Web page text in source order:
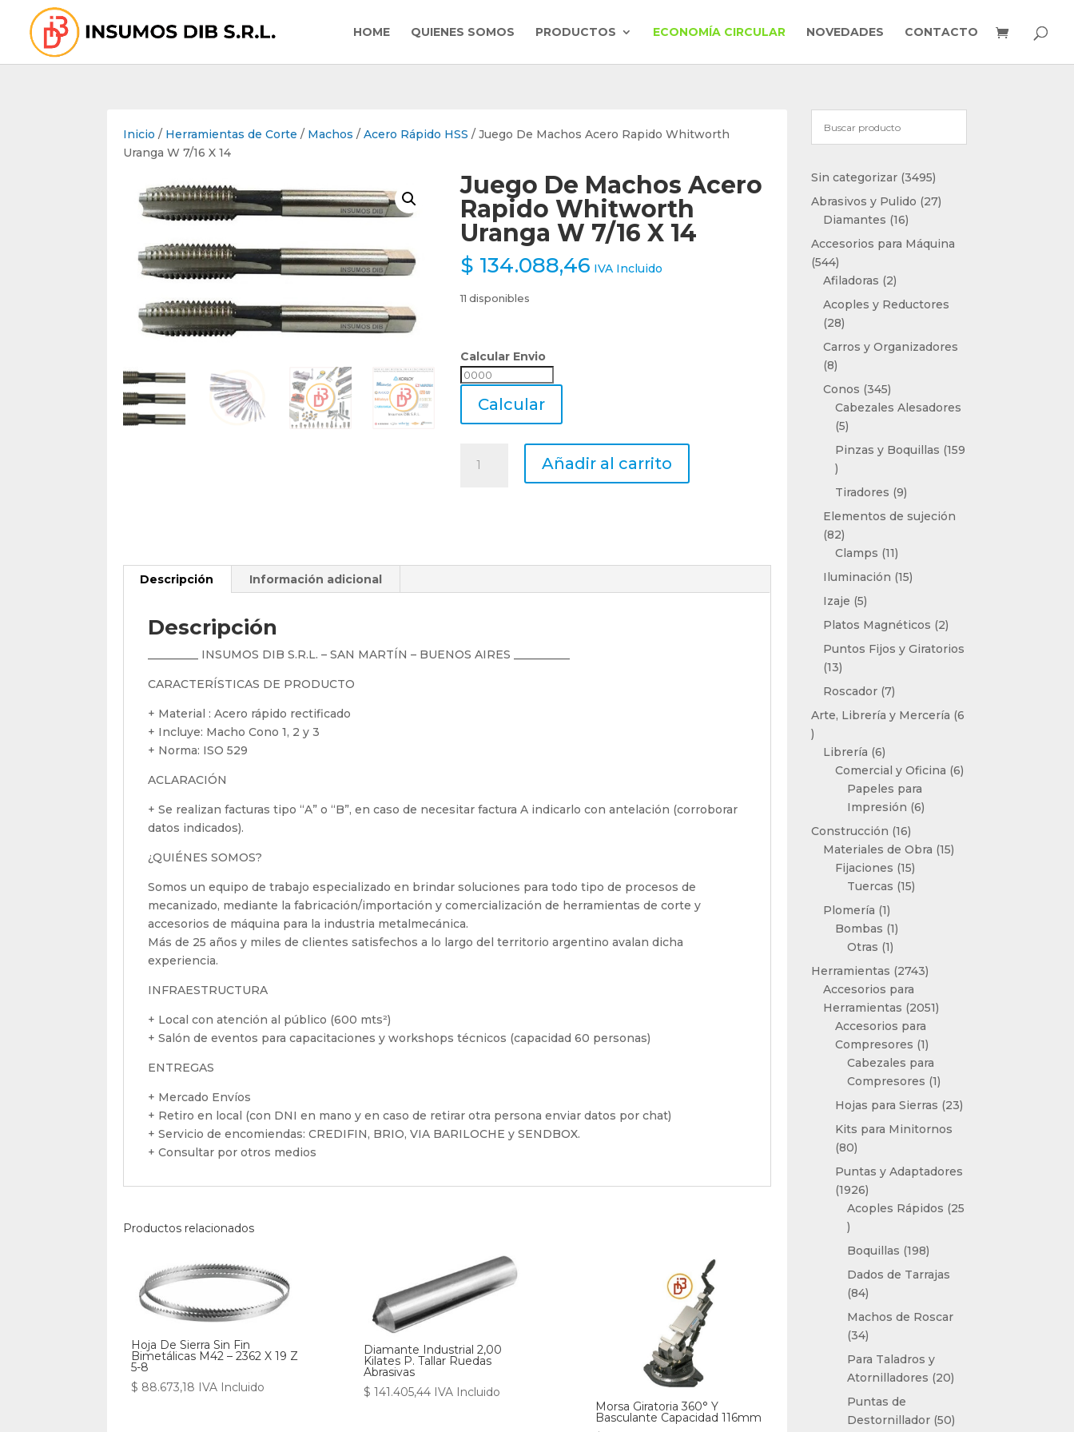
HOME QUIENES SOMOS PRODUCTOS ECONOMÍA CIRCULAR NOVEDADES CONTACTO
Inicio / Herramientas de Corte / Machos /Acero Rápido HSS / Juego De Machos Acero Rapido Whitworth
Uranga W 7/16 X 14
Juego De Machos Acero
Rapido Whitworth
Uranga W 7/16 X 14
$ 134.088,46 IVA Incluido
11 disponibles
Calcular Envio
Calcular
Calcular
Uranga
cantidad
Añadir al carrito
Descripción Información adicional
Descripción
_________ INSUMOS DIB S.R.L. – SAN MARTÍN – BUENOS AIRES __________
CARACTERÍSTICAS DE PRODUCTO
+ Material : Acero rápido rectificado
+ Incluye: Macho Cono 1, 2 y 3
+ Norma: ISO 529
ACLARACIÓN
+ Se realizan facturas tipo “A” o “B”, en caso de necesitar factura A indicarlo con antelación (corroborar
datos indicados).
¿QUIÉNES SOMOS?
Somos un equipo de trabajo especializado en brindar soluciones para todo tipo de procesos de
mecanizado, mediante la fabricación/importación y comercialización de herramientas de corte y
accesorios de máquina para la industria metalmecánica.
Más de 25 años y miles de clientes satisfechos a lo largo del territorio argentino avalan dicha
experiencia.
INFRAESTRUCTURA
+ Local con atención al público (600 mts²)
+ Salón de eventos para capacitaciones y workshops técnicos (capacidad 60 personas)
ENTREGAS
+ Mercado Envíos
+ Retiro en local (con DNI en mano y en caso de retirar otra persona enviar datos por chat)
+ Servicio de encomiendas: CREDIFIN, BRIO, VIA BARILOCHE y SENDBOX.
+ Consultar por otros medios
Productos relacionados
Hoja De Sierra Sin Fin
Bimetálicas M42 – 2362 X 19 Z
5-8
$ 88.673,18 IVA Incluido
Diamante Industrial 2,00
Kilates P. Tallar Ruedas
Abrasivas
$ 141.405,44 IVA Incluido
Morsa Giratoria 360° Y
Basculante Capacidad 116mm
Sin categorizar 34953495
productos
Abrasivos y Pulido 2727
Diamantes 1616
productos
Accesorios para Máquina
544544
productos
Afiladoras 22
productos
Acoples y Reductores
2828
productos
Carros y Organizadores
88
productos
Conos 345345
productos
Cabezales Alesadores
55
productos
Pinzas y Boquillas 159
159
productos
Tiradores 99
productos
Elementos de sujeción
8282
productos
Clamps 1111
productos
Iluminación 1515
Izaje 55
productos
Platos Magnéticos 22
productos
Puntos Fijos y Giratorios
1313
productos
Roscador 77
productos
Arte, Librería y Mercería 6
6
productos
Librería 66
productos
Comercial y Oficina 66
Papeles para
Impresión 66
Construcción 1616
productos
Materiales de Obra 1515
Fijaciones 1515
productos
Tuercas 1515
Plomería 11
producto
Bombas 11
Otras 11
producto
Herramientas 27432743
Accesorios para
Herramientas
20512051
Accesorios para
Compresores 11
producto
Cabezales para
Compresores 11
producto
Hojas para Sierras 2323
Kits para Minitornos
8080
productos
Puntas y Adaptadores
19261926
productos
Acoples Rápidos
25
25
productos
Boquillas 198198
productos
Dados de Tarrajas
8484
productos
Machos de Roscar
3434
productos
Para Taladros y
Atornilladores
2020
Puntas de
Destornillador 5050